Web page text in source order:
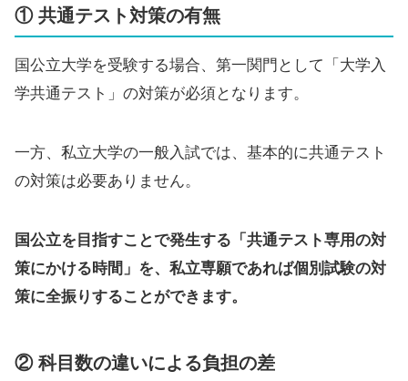
① 共通テスト対策の有無
国公立大学を受験する場合、第一関門として「大学入
学共通テスト」の対策が必須となります。
一方、私立大学の一般入試では、基本的に共通テスト
の対策は必要ありません。
国公立を目指すことで発生する「共通テスト専用の対
策にかける時間」を、私立専願であれば個別試験の対
策に全振りすることができます。
② 科目数の違いによる負担の差